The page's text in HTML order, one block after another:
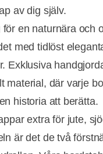
av dig själv.
för en naturnära och
med tidlöst
Exklusiva
material, där varje
historia att berätta.
extra för jute,
är det de två